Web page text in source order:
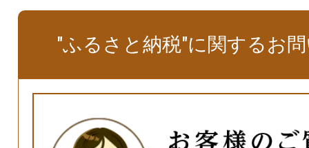
"ふるさと納税"に関するお